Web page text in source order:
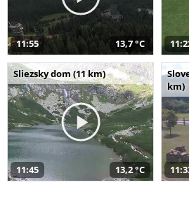
11:55 13,7 °C
Sliezsky dom (11 km)
11:45 13,2 °C
km)